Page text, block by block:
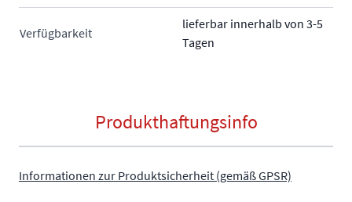
Verfügbarkeit
lieferbar innerhalb von 3-5
Tagen
Produkthaftungsinfo
Informationen zur Produktsicherheit (gemäß GPSR)